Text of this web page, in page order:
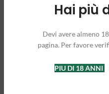
Hai più
Devi avere almeno
pagina. Per favore
PIU DI 18 ANNI
CANNABIS
CHEWING GUM –
Strawberry Haze
3,90 €